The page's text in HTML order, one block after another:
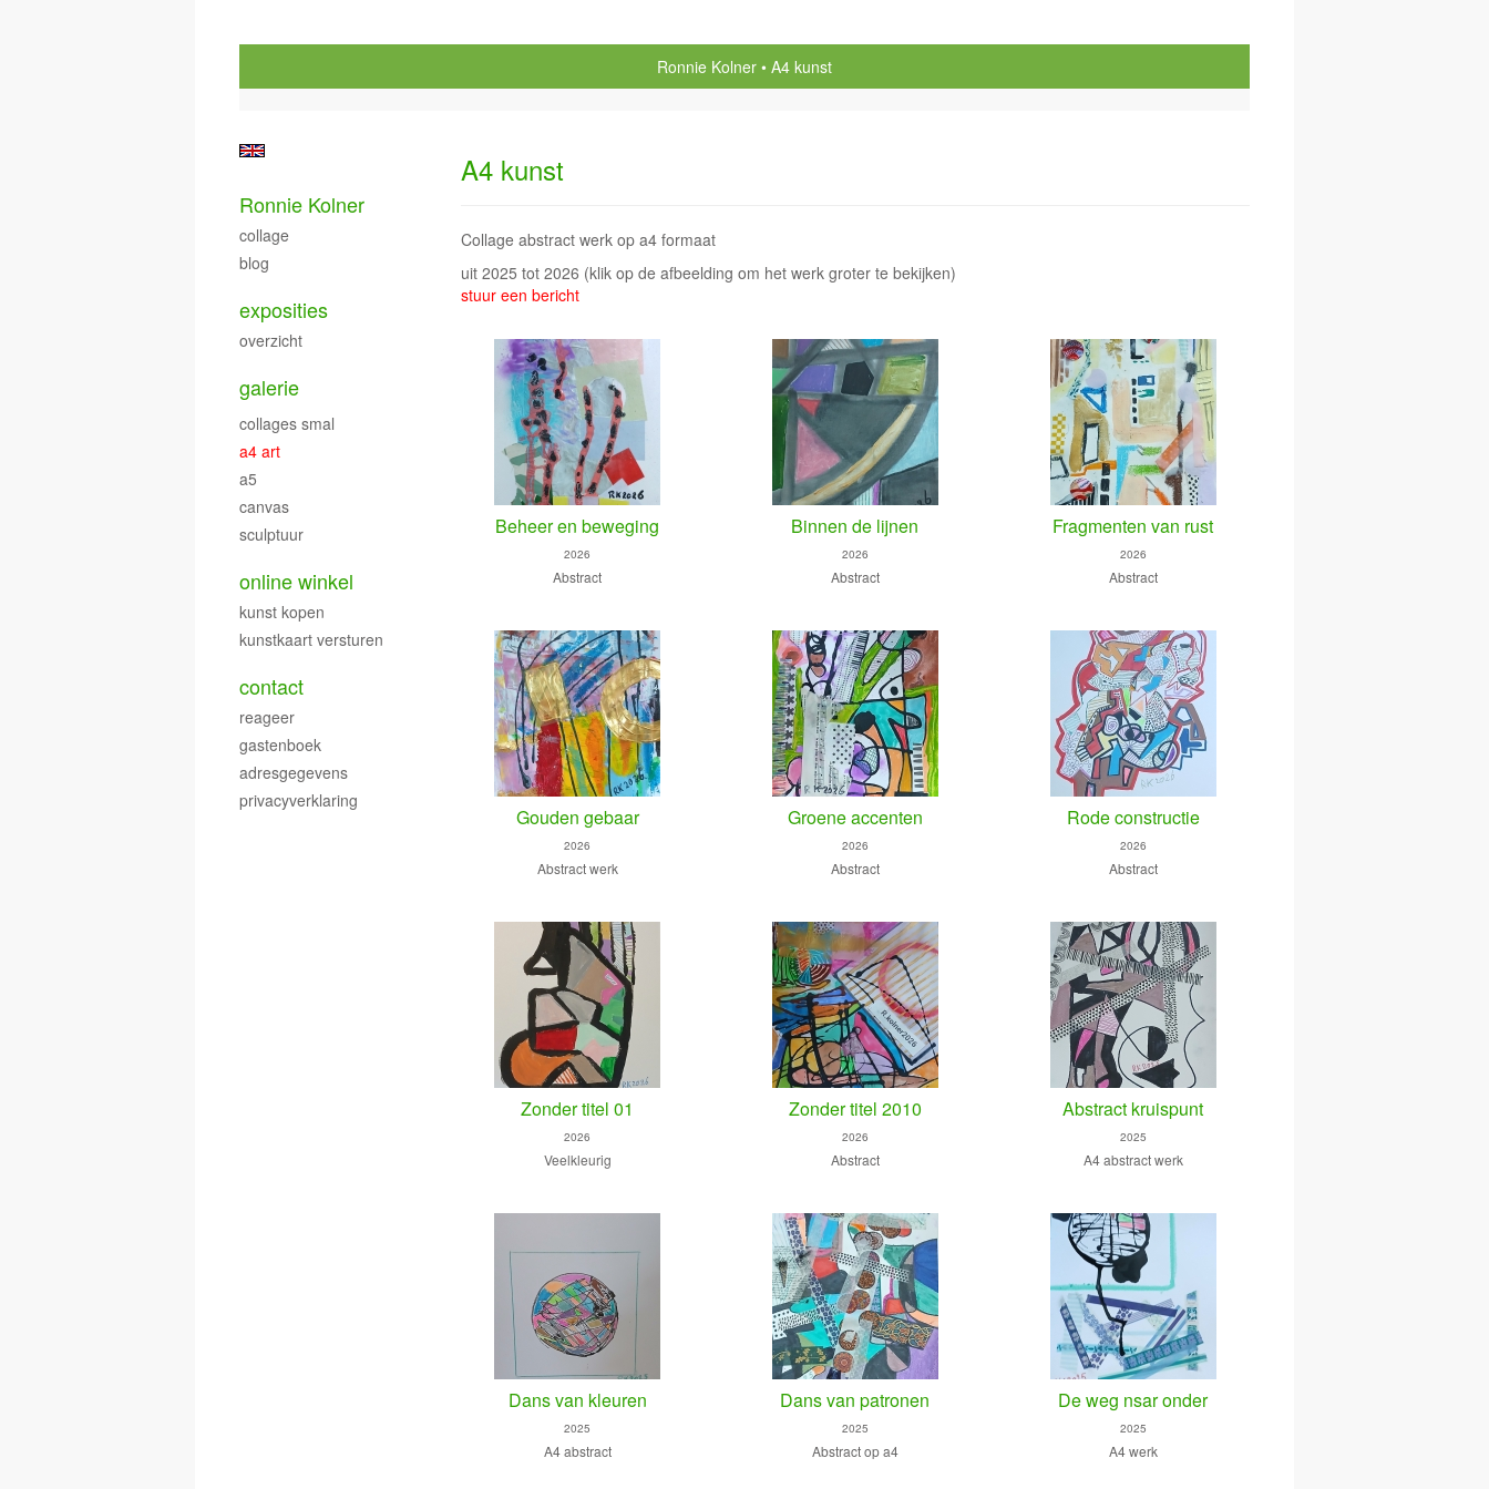
Ronnie Kolner A4 kunst
A4 kunst
Collage abstract werk op a4 formaat
uit 2025 tot 2026 (klik op de afbeelding om het werk groter te bekijken)
stuur een bericht
Beheer en beweging
2026
Abstract
Binnen de lijnen
2026
Abstract
Fragmenten van rust
2026
Abstract
Gouden gebaar
2026
Abstract werk
Groene accenten
2026
Abstract
Rode constructie
2026
Abstract
Zonder titel 01
2026
Veelkleurig
Zonder titel 2010
2026
Abstract
Abstract kruispunt
2025
A4 abstract werk
Dans van kleuren
2025
A4 abstract
Dans van patronen
2025
Abstract op a4
De weg nsar onder
2025
A4 werk
Ronnie Kolner
collage
blog
exposities
overzicht
galerie
collages smal
a4 art
a5
canvas
sculptuur
online winkel
kunst kopen
kunstkaart versturen
contact
reageer
gastenboek
adresgegevens
privacyverklaring